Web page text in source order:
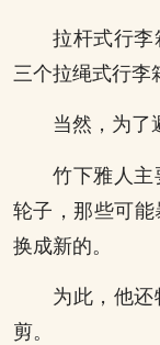
拉杆式行李
三个拉绳式行李
当然，为了
竹下雅人主
轮子，那些可
换成新的。
为此，他
剪。